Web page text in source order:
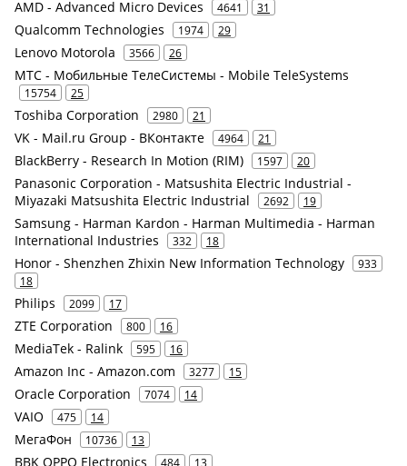
AMD - Advanced Micro Devices 4641 31
Qualcomm Technologies 1974 29
Lenovo Motorola 3566 26
МТС - Мобильные ТелеСистемы - Mobile TeleSystems
15754 25
Toshiba Corporation 2980 21
VK - Mail.ru Group - ВКонтакте 4964 21
BlackBerry - Research In Motion (RIM) 1597 20
Panasonic Corporation - Matsushita Electric Industrial -
Miyazaki Matsushita Electric Industrial
2692 19
Samsung - Harman Kardon - Harman Multimedia - Harman
International Industries
332 18
Honor - Shenzhen Zhixin New Information Technology
933
18
Philips 2099 17
ZTE Corporation 800 16
MediaTek - Ralink 595 16
Amazon Inc - Amazon.com 3277 15
Oracle Corporation 7074 14
VAIO 475 14
МегаФон 10736 13
BBK OPPO Electronics 484 13